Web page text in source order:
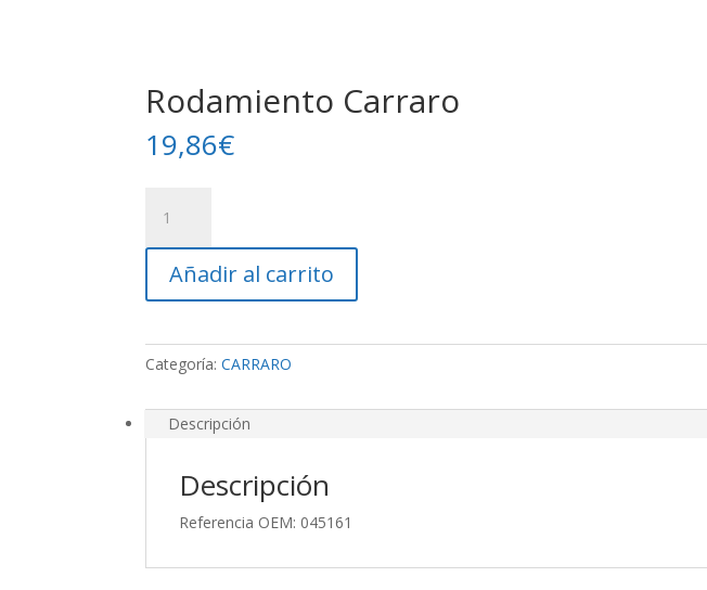
Rodamiento Carraro
19,86€
Carraro
cantidad
Añadir al carrito
Categoría:CARRARO
Descripción
Descripción
Referencia OEM: 045161